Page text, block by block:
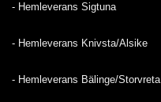
- Hemleverans Sigtuna
- Hemleverans Knivsta/Alsike
- Hemleverans Bälinge/Storvreta